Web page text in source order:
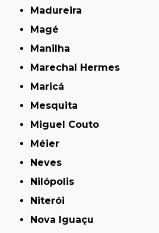
Madureira
Magé
Manilha
Marechal Hermes
Maricá
Mesquita
Miguel Couto
Méier
Neves
Nilópolis
Niterói
Nova Iguaçu